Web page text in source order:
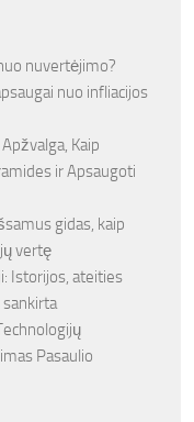
nuvertėjimo?
nuo infliacijos
Kaip
ir Apsaugoti
gidas, kaip
vertę
Istorijos, ateities
sankirta
Pasaulio